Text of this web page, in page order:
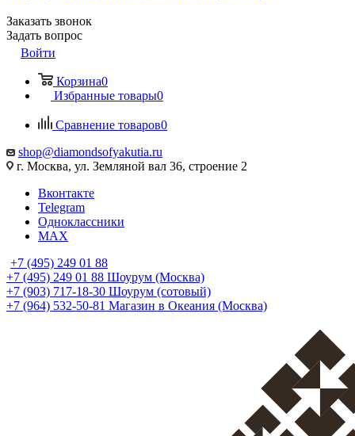
Заказать звонок
Задать вопрос
Войти
Корзина0
Избранные товары0
Сравнение товаров0
shop@diamondsofyakutia.ru
г. Москва, ул. Земляной вал 36, строение 2
Вконтакте
Telegram
Одноклассники
MAX
+7 (495) 249 01 88
+7 (495) 249 01 88 Шоурум (Москва)
+7 (903) 717-18-30 Шоурум (сотовый)
+7 (964) 532-50-81 Магазин в Океания (Москва)